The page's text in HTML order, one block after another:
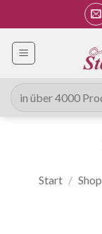
Inhalt
springen
Suche
nach:
Start / Shop